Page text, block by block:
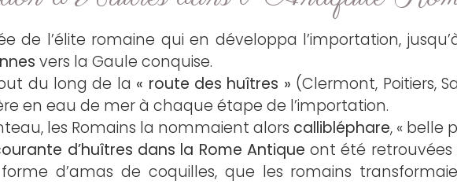
de l’élite romaine qui en développa l’importation,
vers la Gaule conquise.
du long de la « route des huîtres » (Clermont, Poitiers,
en eau de mer à chaque étape de l’importation.
les Romains la nommaient alors callibléphare, « belle
d’huîtres dans la Rome Antique ont été retrouvées
d’amas de coquilles, que les romains